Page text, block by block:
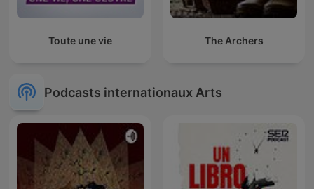
Toute une vie The Archers
Podcasts internationaux Arts